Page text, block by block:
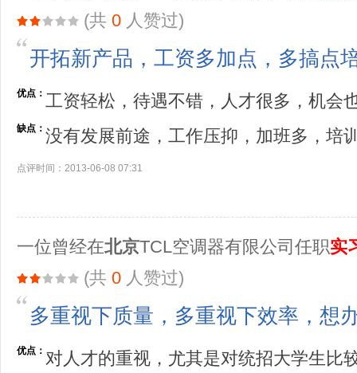
(共 0 人赞过)
开拓新产品，工资多加点，多搞点
优点： 工资轻松，待遇不错，人才很多，机会
缺点： 没有发展前途，工作压抑，加班多，培
点评时间：2013-06-08 07:31
一位曾经在北京TCL空调器有限公司任职实
(共 0 人赞过)
多重视下质量，多重视下效率，想
优点： 对人才的重视，尤其是对统招大学生比